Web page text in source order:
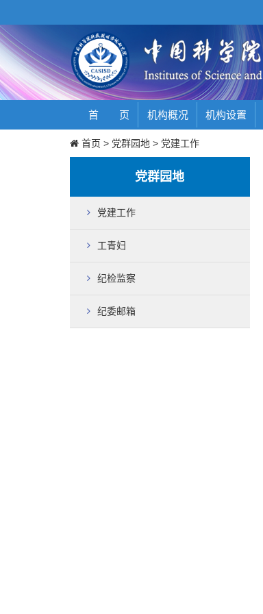
首 页 机构概况 机构设置
首页 > 党群园地 > 党建工作
党群园地
党建工作
工青妇
纪检监察
纪委邮箱